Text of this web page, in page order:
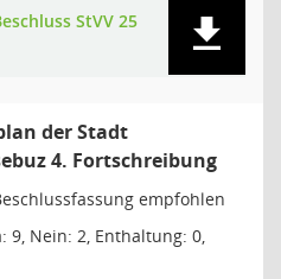
StVV 25
der Stadt
4. Fortschreibung
empfohlen
9, Nein: 2, Enthaltung: 0,